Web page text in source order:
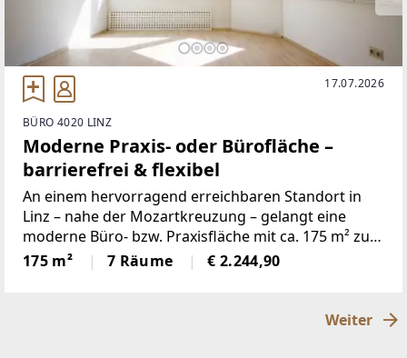
17.07.2026
BÜRO 4020 LINZ
Moderne Praxis- oder Bürofläche –
barrierefrei & flexibel
An einem hervorragend erreichbaren Standort in
Linz – nahe der Mozartkreuzung – gelangt eine
moderne Büro- bzw. Praxisfläche mit ca. 175 m² zur
Vermietung.Die Einheit befindet sich im 2.
Obergeschoss eines modernen Gebäudes und
175 m² 7 Räume € 2.244,90
Weiter